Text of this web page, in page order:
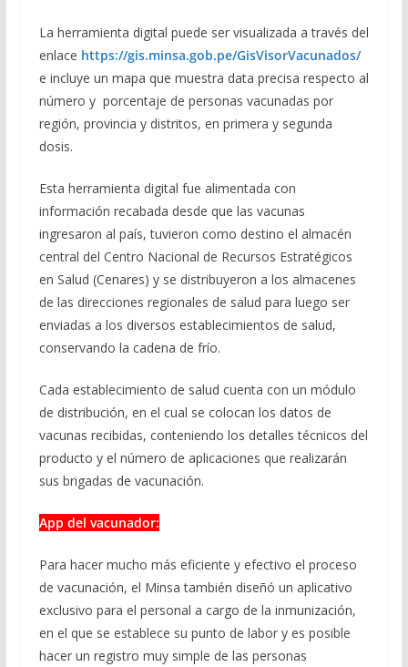
La herramienta digital puede ser visualizada a través del
enlace https://gis.minsa.gob.pe/GisVisorVacunados/
e incluye un mapa que muestra data precisa respecto al
número y porcentaje de personas vacunadas por
región, provincia y distritos, en primera y segunda
dosis.
Esta herramienta digital fue alimentada con
información recabada desde que las vacunas
ingresaron al país, tuvieron como destino el almacén
central del Centro Nacional de Recursos Estratégicos
en Salud (Cenares) y se distribuyeron a los almacenes
de las direcciones regionales de salud para luego ser
enviadas a los diversos establecimientos de salud,
conservando la cadena de frío.
Cada establecimiento de salud cuenta con un módulo
de distribución, en el cual se colocan los datos de
vacunas recibidas, conteniendo los detalles técnicos del
producto y el número de aplicaciones que realizarán
sus brigadas de vacunación.
App del vacunador:
Para hacer mucho más eficiente y efectivo el proceso
de vacunación, el Minsa también diseñó un aplicativo
exclusivo para el personal a cargo de la inmunización,
en el que se establece su punto de labor y es posible
hacer un registro muy simple de las personas